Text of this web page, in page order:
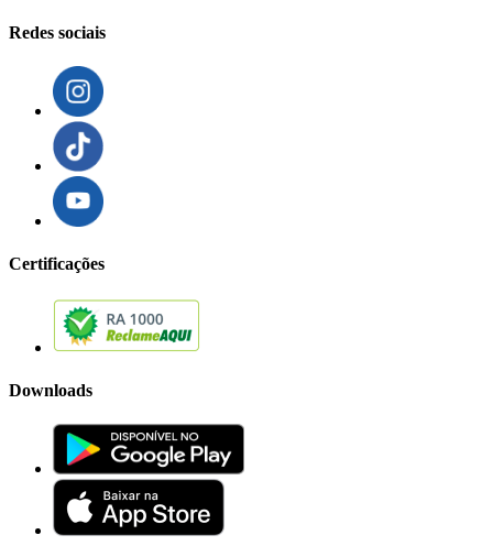
Redes sociais
Certificações
Downloads